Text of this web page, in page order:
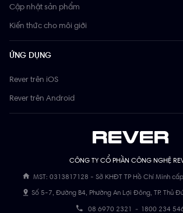
CÔNG TY CỔ PHẦN CÔNG NGHỆ
MST: 0313817128 - Sở KHĐT TP Hồ Chí Minh
Số 5-7, Đường B4, Phường An Lợi Đông, TP. Thủ
08 6970 2321 - 1800 234
Cập nhật sản phẩm
Kiến thức cho môi giới
ỨNG DỤNG
Rever trên iOS
Rever trên Android